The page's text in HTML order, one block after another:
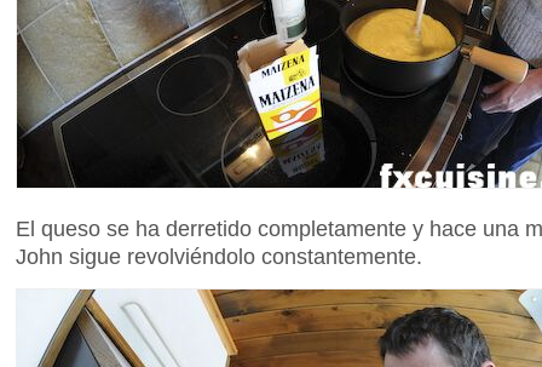
El queso se ha derretido completamente y hace una
John sigue revolviéndolo constantemente.